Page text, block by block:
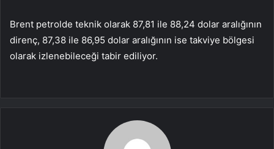
Brent petrolde teknik olarak 87,81 ile 88,24 dolar aralığının
direnç, 87,38 ile 86,95 dolar aralığının ise takviye bölgesi
olarak izlenebileceği tabir ediliyor.